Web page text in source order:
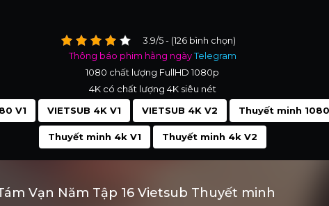
3.9/5 - (126 bình chọn)
Thông báo phim hằng ngàyTelegram
1080 chất lượng FullHD 1080p
4K có chất lượng 4K siêu nét
V1 VIETSUB 4K V1 VIETSUB 4K V2 Thuyết minh 1080
Thuyết minh 4k V1 Thuyết minh 4k V2
Vạn Năm Tập 16 Vietsub Thuyết minh